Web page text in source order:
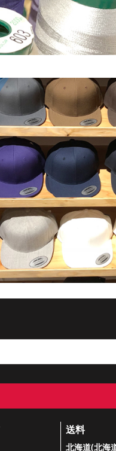
送料
北海道(北海